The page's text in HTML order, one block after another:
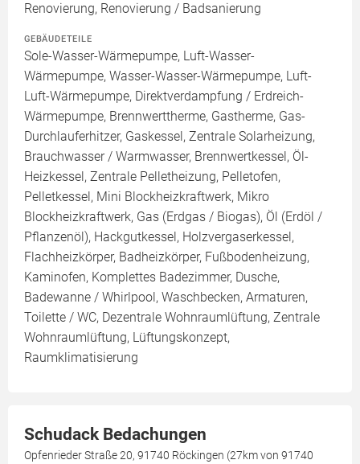
Renovierung, Renovierung / Badsanierung
GEBÄUDETEILE
Sole-Wasser-Wärmepumpe, Luft-Wasser-
Wärmepumpe, Wasser-Wasser-Wärmepumpe, Luft-
Luft-Wärmepumpe, Direktverdampfung / Erdreich-
Wärmepumpe, Brennwerttherme, Gastherme, Gas-
Durchlauferhitzer, Gaskessel, Zentrale Solarheizung,
Brauchwasser / Warmwasser, Brennwertkessel, Öl-
Heizkessel, Zentrale Pelletheizung, Pelletofen,
Pelletkessel, Mini Blockheizkraftwerk, Mikro
Blockheizkraftwerk, Gas (Erdgas / Biogas), Öl (Erdöl /
Pflanzenöl), Hackgutkessel, Holzvergaserkessel,
Flachheizkörper, Badheizkörper, Fußbodenheizung,
Kaminofen, Komplettes Badezimmer, Dusche,
Badewanne / Whirlpool, Waschbecken, Armaturen,
Toilette / WC, Dezentrale Wohnraumlüftung, Zentrale
Wohnraumlüftung, Lüftungskonzept,
Raumklimatisierung
Schudack Bedachungen
Opfenrieder Straße 20, 91740 Röckingen (27km von 91740